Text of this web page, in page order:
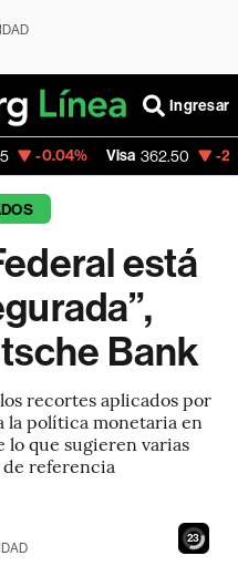
Ingresar
Visa 362.50 -2.15%
está
Bank
recortes aplicados por
la política monetaria en
lo que sugieren varias
referencia
21